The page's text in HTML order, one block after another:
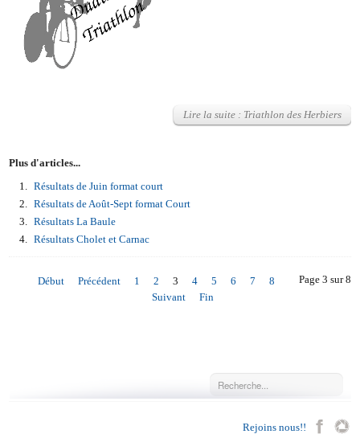
Lire la suite : Triathlon des Herbiers
Plus d'articles...
Résultats de Juin format court
Résultats de Août-Sept format Court
Résultats La Baule
Résultats Cholet et Carnac
Page 3 sur 8
Début Précédent 1 2 3 4 5 6 7
8
Suivant
Fin
Rejoins nous!!